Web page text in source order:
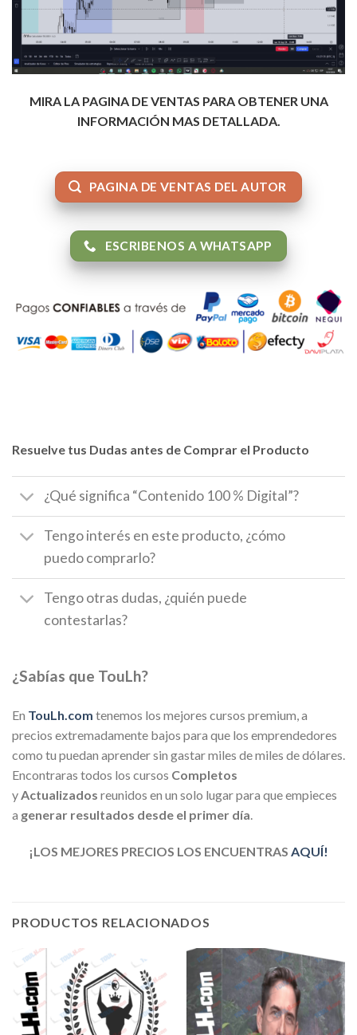
MIRA LA PAGINA DE VENTAS PARA OBTENER UNA
INFORMACIÓN MAS DETALLADA.
PAGINA DE VENTAS DEL AUTOR
ESCRIBENOS A WHATSAPP
Resuelve tus Dudas antes de Comprar el Producto
¿Qué significa “Contenido 100 % Digital”?
Tengo interés en este producto, ¿cómo
puedo comprarlo?
Tengo otras dudas, ¿quién puede
contestarlas?
¿Sabías que TouLh?
En TouLh.com tenemos los mejores cursos premium, a
precios extremadamente bajos para que los emprendedores
como tu puedan aprender sin gastar miles de miles de dólares.
Encontraras todos los cursos Completos
yActualizados reunidos en un solo lugar para que empieces
a generar resultados desde el primer día.
¡LOS MEJORES PRECIOS LOS ENCUENTRAS AQUÍ!
PRODUCTOS RELACIONADOS